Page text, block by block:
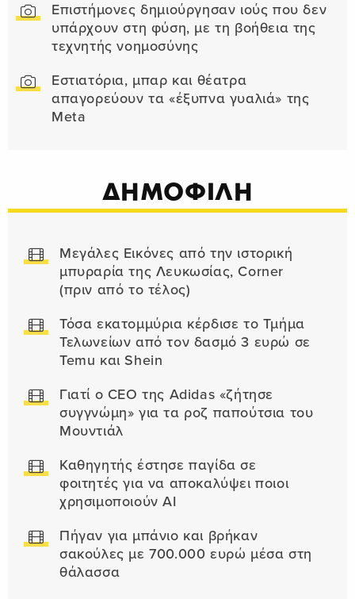
Επιστήμονες δημιούργησαν ιούς που δεν
υπάρχουν στη φύση, με τη βοήθεια της
τεχνητής νοημοσύνης
Εστιατόρια, μπαρ και θέατρα
απαγορεύουν τα «έξυπνα γυαλιά» της
Meta
ΔΗΜΟΦΙΛΗ
Μεγάλες Εικόνες από την ιστορική
μπυραρία της Λευκωσίας, Corner
(πριν από το τέλος)
Τόσα εκατομμύρια κέρδισε το Τμήμα
Τελωνείων από τον δασμό 3 ευρώ σε
Temu και Shein
Γιατί ο CEO της Adidas «ζήτησε
συγγνώμη» για τα ροζ παπούτσια του
Μουντιάλ
Καθηγητής έστησε παγίδα σε
φοιτητές για να αποκαλύψει ποιοι
χρησιμοποιούν AI
Πήγαν για μπάνιο και βρήκαν
σακούλες με 700.000 ευρώ μέσα στη
θάλασσα